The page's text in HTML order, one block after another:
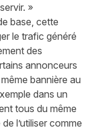
»
base, cette
le trafic généré
des
annonceurs
bannière au
dans un
tous du même
l’utiliser comme